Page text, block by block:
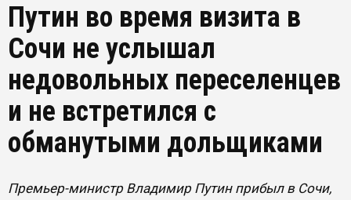
Путин во время визита в
Сочи не услышал
недовольных переселенцев
и не встретился с
обманутыми дольщиками
Премьер-министр Владимир Путин прибыл в Сочи,